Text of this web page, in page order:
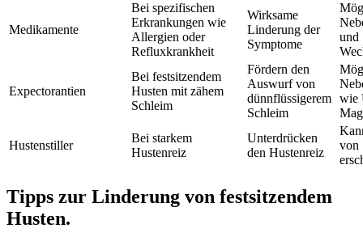
Medikamente
Bei spezifischen
Erkrankungen wie
Allergien oder
Refluxkrankheit
Wirksame
Linderung der
Symptome
und
Expectorantien
Bei festsitzendem
Husten mit zähem
Schleim
Fördern den
Auswurf von
dünnflüssigerem
Schleim
wie
Hustenstiller
Bei starkem
Hustenreiz
Unterdrücken
den Hustenreiz
von
Tipps zur Linderung von festsitzendem
Husten.